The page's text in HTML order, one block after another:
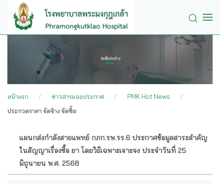
Skip to main content
หน้าแรก ข่าวสารและประกาศ
PMK Hot News
ประกวดราคา จัดจ้าง จัดซื้อ
หัวข้อ
เรื่อง
แผนกส่งกำลังสายแพทย์ กภก.รพ.รร.6 ประกาศข้อมูลสาระสำคัญ
ในสัญญาเรื่องซื้อ ยา โดยวิธีเฉพาะเจาะจง ประจำวันที่ 25
มิถุนายน พ.ศ. 2568